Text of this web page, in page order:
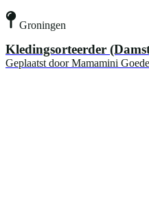
Groningen
Kledingsorteerder
Geplaatst door Mamamini